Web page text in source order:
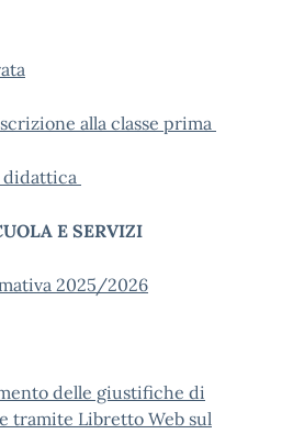
alla classe prima
didattica
E SERVIZI
2025/2026
delle giustifiche di
tramite Libretto Web sul